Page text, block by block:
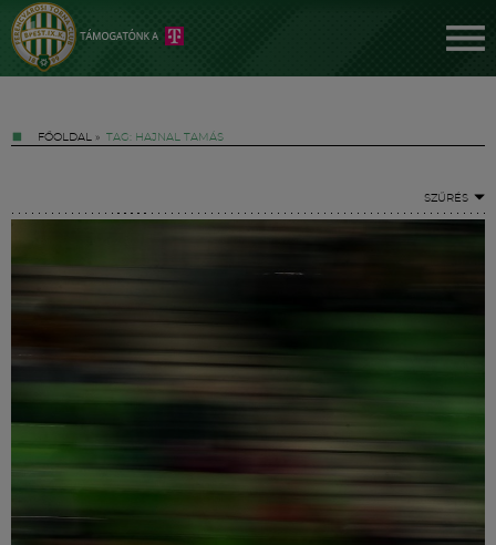
FŐOLDAL » TAG: HAJNAL TAMÁS
SZŰRÉS
Jegyek
FM YouTube +
Hírek